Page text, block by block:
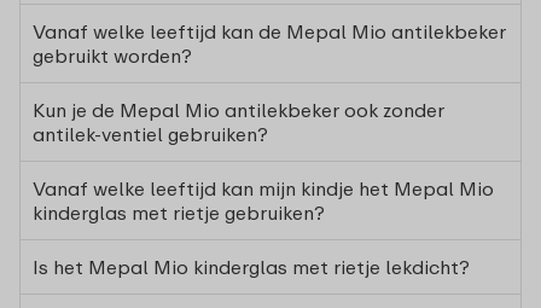
Vanaf welke leeftijd kan de Mepal Mio antilekbeker
gebruikt worden?
Kun je de Mepal Mio antilekbeker ook zonder
antilek-ventiel gebruiken?
Vanaf welke leeftijd kan mijn kindje het Mepal Mio
kinderglas met rietje gebruiken?
Is het Mepal Mio kinderglas met rietje lekdicht?